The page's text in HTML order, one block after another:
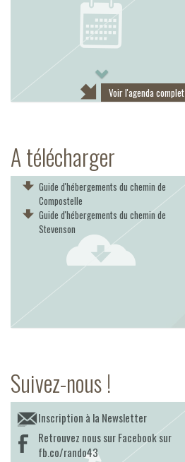
Voir l'agenda complet
A télécharger
Guide d'hébergements du chemin de
Compostelle
Guide d'hébergements du chemin de
Stevenson
Suivez-nous !
Inscription à la Newsletter
Retrouvez nous sur Facebook sur
fb.co/rando43